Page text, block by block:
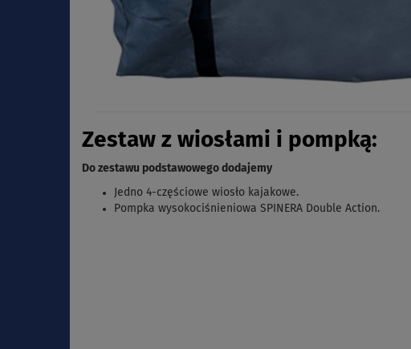
Zestaw z wiosłami i pompką:
Do zestawu podstawowego dodajemy
Jedno 4-częściowe wiosło kajakowe.
Pompka wysokociśnieniowa SPINERA Double Action.